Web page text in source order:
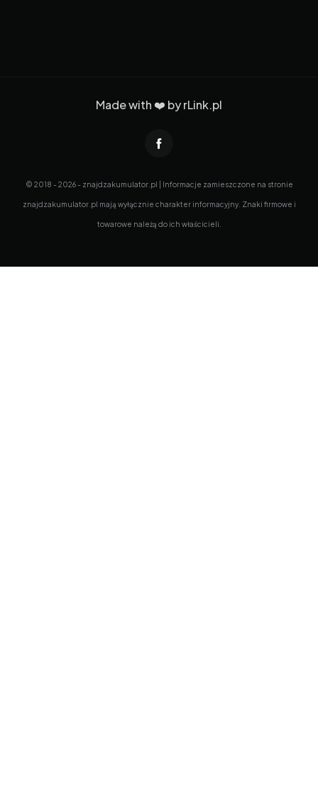
Made with ❤️ byrLink.pl
© 2018 - 2026 - znajdzakumulator.pl | Informacje zamieszczone na stronie
znajdzakumulator.pl mają wyłącznie charakter informacyjny. Znaki firmowe i
towarowe należą do ich właścicieli.